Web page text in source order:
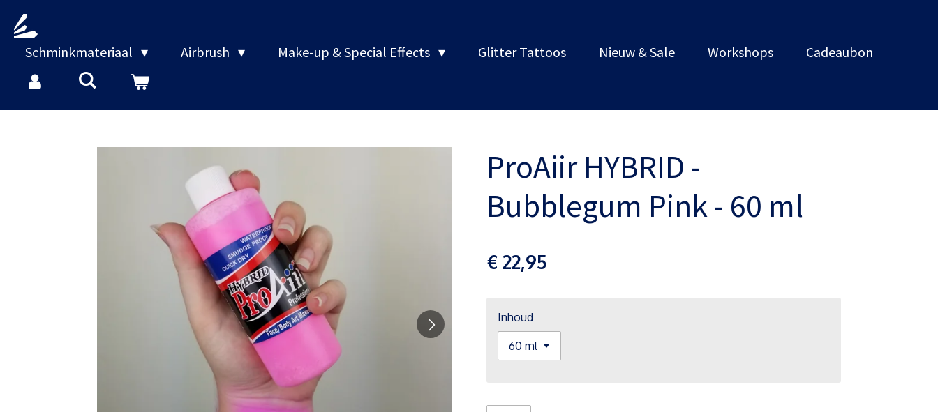
direct
naar
hoofdinhoud
Schminkmateriaal Airbrush Make-up & Special Effects Glitter Tattoos Nieuw & Sale Workshops Cadeaubon
ProAiir HYBRID -
Bubblegum Pink - 60 ml
€ 22,95
Inhoud